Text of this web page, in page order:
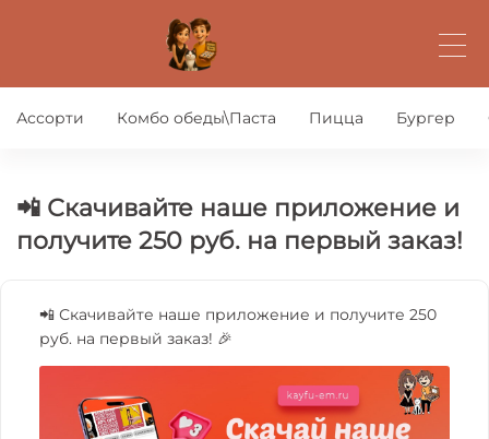
Ассорти Комбо обеды\Паста Пицца Бургер
📲 Скачивайте наше приложение и
получите 250 руб. на первый заказ!
📲 Скачивайте наше приложение и получите 250
руб. на первый заказ! 🎉